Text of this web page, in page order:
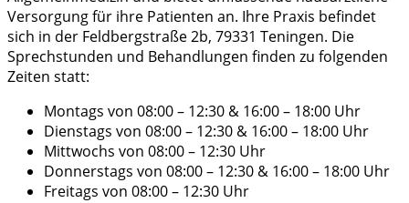
Versorgung für ihre Patienten an. Ihre Praxis befindet
sich in der Feldbergstraße 2b, 79331 Teningen. Die
Sprechstunden und Behandlungen finden zu folgenden
Zeiten statt:
Montags von 08:00 – 12:30 & 16:00 – 18:00 Uhr
Dienstags von 08:00 – 12:30 & 16:00 – 18:00 Uhr
Mittwochs von 08:00 – 12:30 Uhr
Donnerstags von 08:00 – 12:30 & 16:00 – 18:00 Uhr
Freitags von 08:00 – 12:30 Uhr